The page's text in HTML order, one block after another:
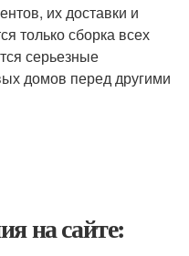
их доставки и
только сборка всех
серьезные
домов перед другими
на сайте: